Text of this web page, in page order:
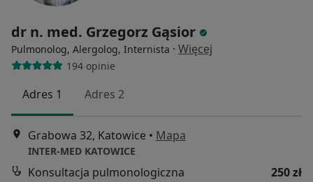
dr n. med. Grzegorz Gąsior
Pulmonolog, Alergolog, Internista · Więcej
194 opinie
Adres 1 Adres 2
Grabowa 32, Katowice • Mapa
INTER-MED KATOWICE
Konsultacja pulmonologiczna
250 zł